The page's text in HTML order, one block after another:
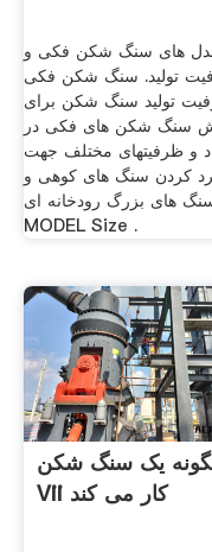
های سنگ شکن فکی و
تولید. سنگ شکن فکی
تولید سنگ شکن برای
سنگ شکن های فکی در
و ظرفیتهای مختلف جهت
کردن سنگ های کوهی و
های بزرگ رودخانه ای
MODEL Size .
یک سنگ شکن
Vii کار می کند